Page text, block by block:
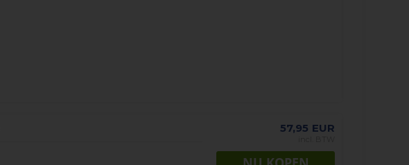
57,95 EUR